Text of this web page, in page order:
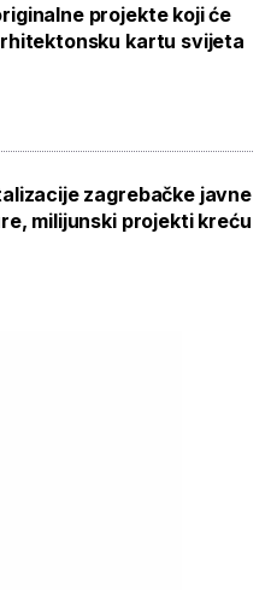
projekte koji će
kartu svijeta
zagrebačke javne
milijunski projekti kreću